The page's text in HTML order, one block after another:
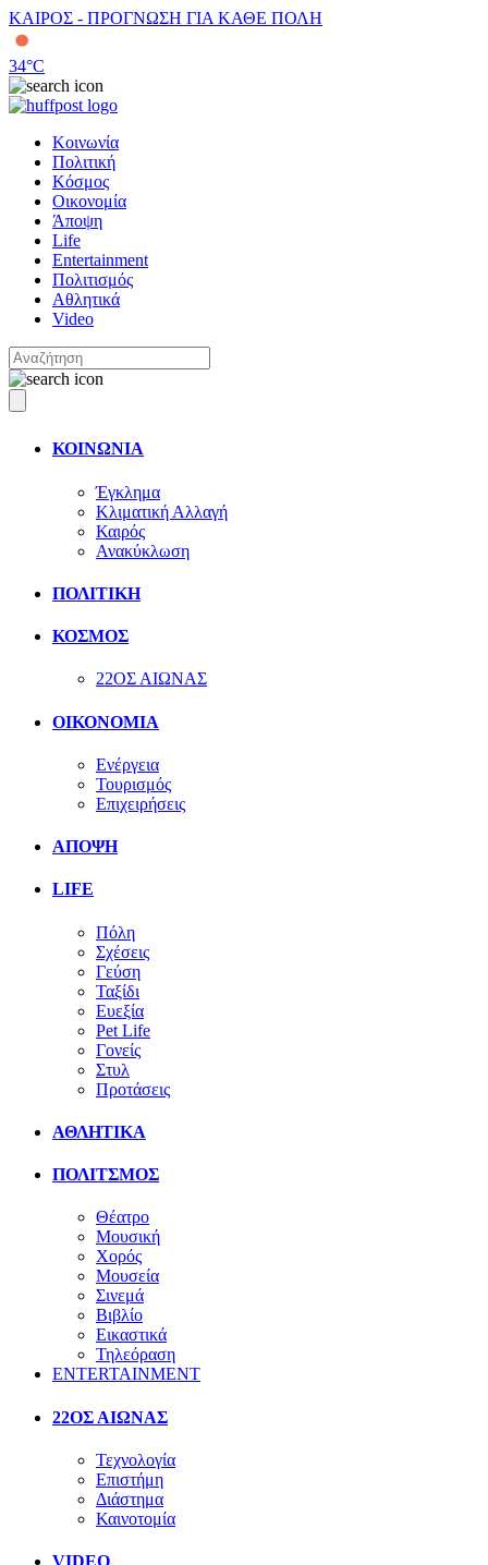
ΚΑΙΡΟΣ - ΠΡΟΓΝΩΣΗ ΓΙΑ ΚΑΘΕ ΠΟΛΗ
34°C
Κοινωνία
Πολιτική
Κόσμος
Οικονομία
Άποψη
Life
Entertainment
Πολιτισμός
Αθλητικά
Video
ΚΟΙΝΩΝΙΑ
Έγκλημα
Κλιματική Αλλαγή
Καιρός
Ανακύκλωση
ΠΟΛΙΤΙΚΗ
ΚΟΣΜΟΣ
22ΟΣ ΑΙΩΝΑΣ
ΟΙΚΟΝΟΜΙΑ
Ενέργεια
Τουρισμός
Επιχειρήσεις
ΑΠΟΨΗ
LIFE
Πόλη
Σχέσεις
Γεύση
Ταξίδι
Ευεξία
Pet Life
Γονείς
Στυλ
Προτάσεις
ΑΘΛΗΤΙΚΑ
ΠΟΛΙΤΣΜΟΣ
Θέατρο
Μουσική
Χορός
Μουσεία
Σινεμά
Βιβλίο
Εικαστικά
Τηλεόραση
ENTERTAINMENT
22ΟΣ ΑΙΩΝΑΣ
Τεχνολογία
Επιστήμη
Διάστημα
Καινοτομία